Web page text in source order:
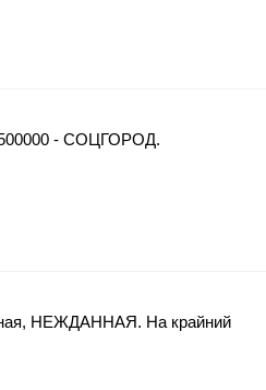
- СОЦГОРОД.
НЕЖДАННАЯ. На крайний